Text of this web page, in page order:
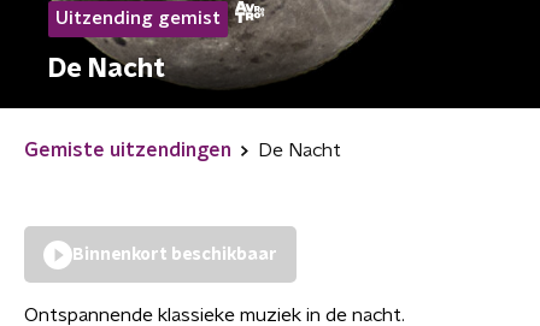
Uitzending gemist
De Nacht
Gemiste uitzendingen De Nacht
Binnenkort beschikbaar
Ontspannende klassieke muziek in de nacht.